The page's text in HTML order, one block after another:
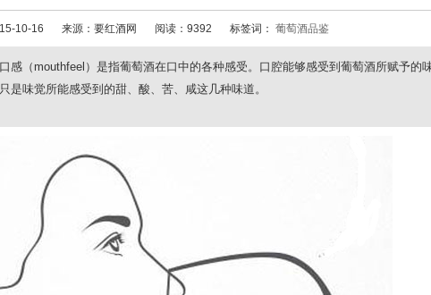
10-16 来源：要红酒网 阅读：9392 标签词： 葡萄酒品鉴
感（mouthfeel）是指葡萄酒在口中的各种感受。口腔能够感受到葡萄酒所赋予的
是味觉所能感受到的甜、酸、苦、咸这几种味道。